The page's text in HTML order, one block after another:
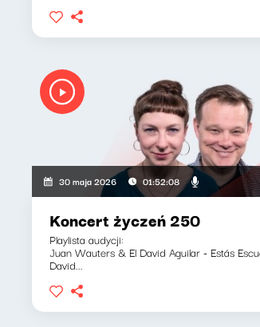
30 maja 2026 01:52:08
Koncert życzeń 250
Playlista audycji:
Juan Wauters & El David Aguilar - Estás
David...